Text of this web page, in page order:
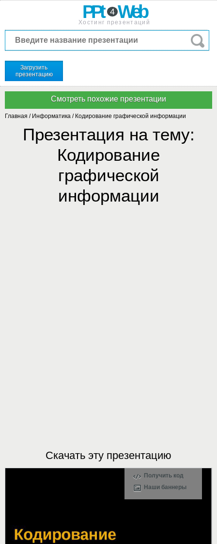
PPt 4 Web
Хостинг презентаций
Загрузить
презентацию
Главная / Информатика / Кодирование графической информации
Презентация на тему:
Кодирование
графической
информации
Скачать эту презентацию
Получить код
Наши баннеры